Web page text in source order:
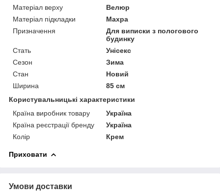
Матеріал верху
Велюр
Матеріал підкладки
Махра
Призначення
Для виписки з пологового
будинку
Стать
Унісекс
Сезон
Зима
Стан
Новий
Ширина
85 см
Користувальницькі характеристики
Країна виробник товару
Україна
Країна реєстрації бренду
Україна
Колір
Крем
Приховати
Умови доставки